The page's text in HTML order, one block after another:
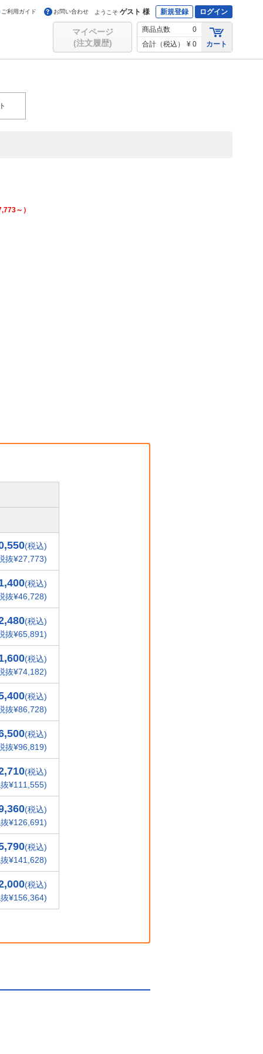
ご利用ガイド お問い合わせ ようこそ ゲスト 様 新規登録 ログイン
マイページ
(注文履歴)
商品点数
0
合計（税込）
¥ 0 カート
～）
(税込)
抜¥27,773)
(税込)
抜¥46,728)
(税込)
抜¥65,891)
(税込)
抜¥74,182)
(税込)
抜¥86,728)
(税込)
抜¥96,819)
(税込)
¥111,555)
(税込)
¥126,691)
(税込)
¥141,628)
(税込)
¥156,364)